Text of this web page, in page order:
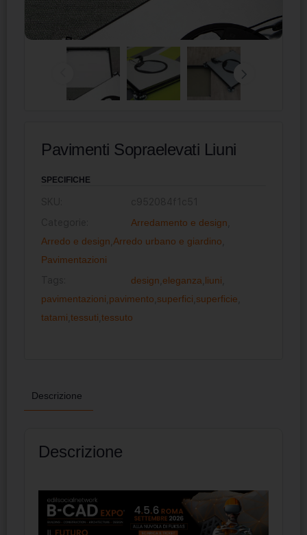
Pavimenti Sopraelevati Liuni
SPECIFICHE
Arredamento e design
Arredo e design Arredo urbano e giardino
Pavimentazioni
design eleganza liuni
pavimentazioni pavimento superfici superficie
tatami tessuti tessuto
Descrizione
Descrizione